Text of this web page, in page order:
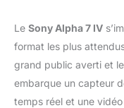
Le Sony Alpha 7 IV
format les plus
grand public averti et
embarque un capteur
temps réel et une vidéo